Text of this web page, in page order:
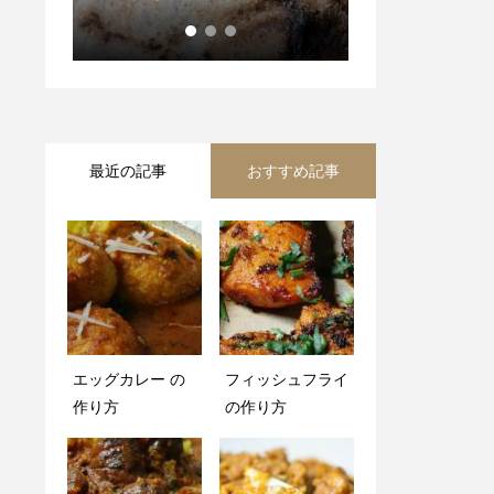
り方 How to make Keema c
urry
最近の記事 おすすめ記事
エッグカレー の
作り方
フィッシュフライ
の作り方
パラックパニール
（ほうれん草とチ
ーズのカレー）の
作り方
エビカレー と バ
スマティーライス
の作り方